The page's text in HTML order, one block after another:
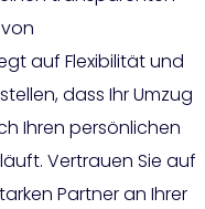
auf Flexibilität und
dass Ihr Umzug
Ihren persönlichen
Vertrauen Sie auf
Partner an Ihrer